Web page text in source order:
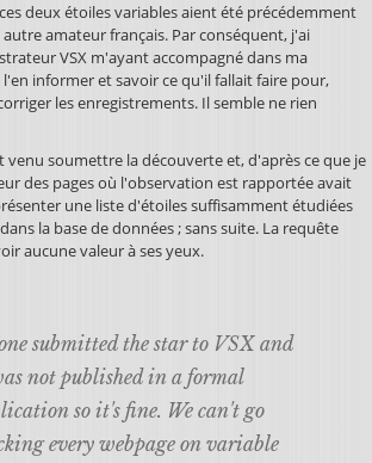
deux étoiles variables aient été précédemment
amateur français. Par conséquent, j'ai
VSX m'ayant accompagné dans ma
informer et savoir ce qu'il fallait faire pour,
les enregistrements. Il semble ne rien
venu soumettre la découverte et, d'après ce que je
des pages où l'observation est rapportée avait
une liste d'étoiles suffisamment étudiées
la base de données ; sans suite. La requête
aucune valeur à ses yeux.
submitted the star to VSX and
not published in a formal
so it's fine. We can't go
every webpage on variable